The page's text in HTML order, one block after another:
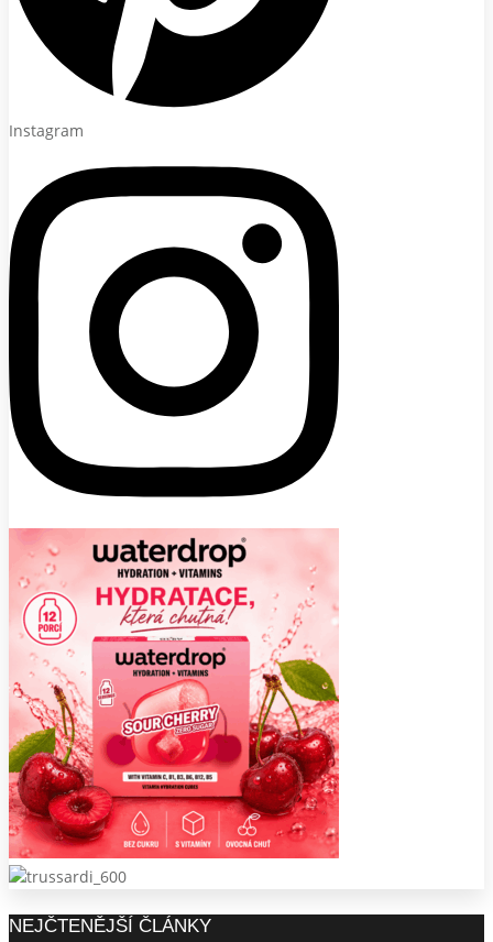
Instagram
NEJČTENĚJŠÍ ČLÁNKY